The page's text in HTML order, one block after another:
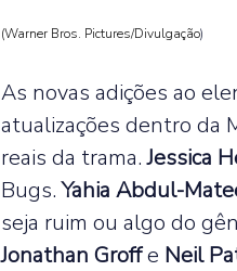
(Warner Bros. Pictures/Divulgação)
As novas adições ao
atualizações dentro da
reais da trama. Jessica
Bugs. Yahia Abdul-
seja ruim ou algo do
Jonathan Groff e Neil